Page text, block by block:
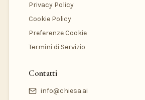
Privacy Policy
Cookie Policy
Preferenze Cookie
Termini di Servizio
Contatti
info@chiesa.ai